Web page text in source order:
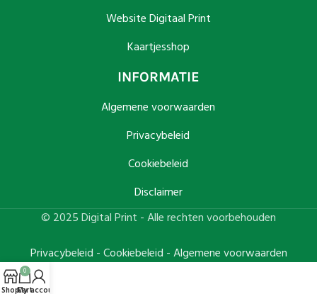
Website Digitaal Print
Kaartjesshop
INFORMATIE
Algemene voorwaarden
Privacybeleid
Cookiebeleid
Disclaimer
© 2025 Digital Print - Alle rechten voorbehouden
Privacybeleid -Cookiebeleid -Algemene voorwaarden
Shop
0
Cart
My account